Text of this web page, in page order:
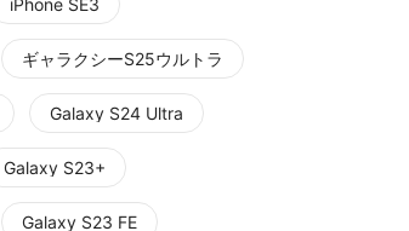
iPhone SE3
ギャラクシーS25ウルトラ
Galaxy S24 Ultra
Galaxy S23+
Galaxy S23 FE